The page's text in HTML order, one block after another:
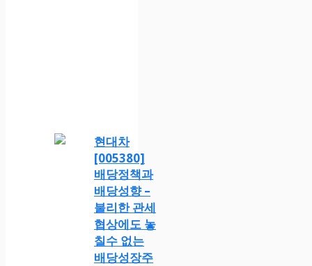
현대차
[005380]
배당정책과
배당성향 –
불리한 관세
협상에도 놓
칠수 없는
배당성장주